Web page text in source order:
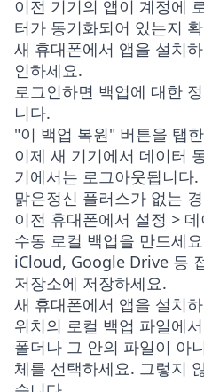
이전 기기의 앱이 계정에
터가 동기화되어 있는지
새 휴대폰에서 앱을 설치
인하세요.
로그인하면 백업에 대한
니다.
"이 백업 복원" 버튼을 탭
이제 새 기기에서 데이터
기에서는 로그아웃됩니다.
맑은정신 플러스가 없는
이전 휴대폰에서 설정 >
수동 로컬 백업을 만드세
iCloud, Google Drive 등
저장소에 저장하세요.
새 휴대폰에서 앱을 설치
위치의 로컬 백업 파일에
폴더나 그 안의 파일이 아
체를 선택하세요. 그렇지